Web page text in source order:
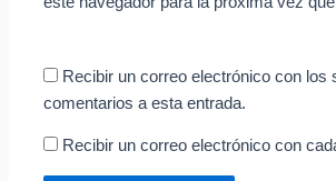
Recibir un correo electrónico con los
comentarios a esta entrada.
Recibir un correo electrónico con